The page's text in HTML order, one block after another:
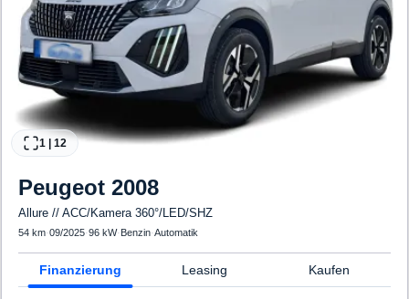
1 12
Peugeot 2008
Allure // ACC/Kamera 360°/LED/SHZ
54 km·09/2025·96 kW· Benzin·Automatik
Finanzierung Leasing Kaufen